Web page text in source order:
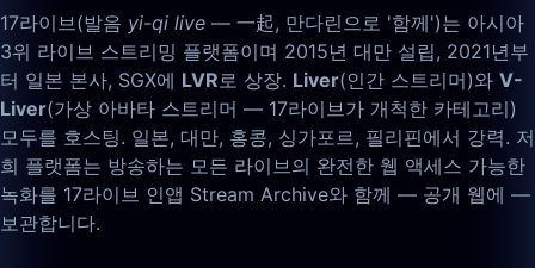
17라이브(발음 yi-qi live — 一起, 만다린으로 '함께')는 아시아
3위 라이브 스트리밍 플랫폼이며 2015년 대만 설립, 2021년부
터 일본 본사, SGX에 LVR로 상장. Liver(인간 스트리머)와 V-
Liver(가상 아바타 스트리머 — 17라이브가 개척한 카테고리)
모두를 호스팅. 일본, 대만, 홍콩, 싱가포르, 필리핀에서 강력. 저
희 플랫폼는 방송하는 모든 라이브의 완전한 웹 액세스 가능한
녹화를 17라이브 인앱 Stream Archive와 함께 — 공개 웹에 —
보관합니다.